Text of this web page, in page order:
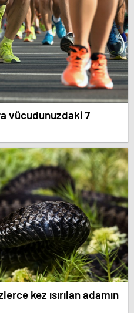
vücudunuzdaki 7
kez ısırılan adamın